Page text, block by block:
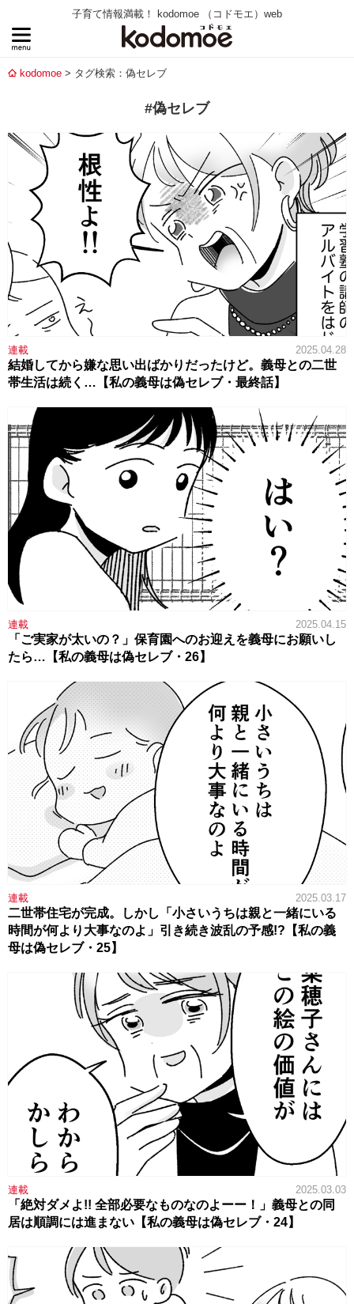
子育て情報満載！ kodomoe （コドモエ）web
kodomoe タグ検索：偽セレブ
#偽セレブ
連載 2025.04.28
結婚してから嫌な思い出ばかりだったけど。義母との二世
帯生活は続く…【私の義母は偽セレブ・最終話】
連載 2025.04.15
「ご実家が太いの？」保育園へのお迎えを義母にお願いし
たら…【私の義母は偽セレブ・26】
連載 2025.03.17
二世帯住宅が完成。しかし「小さいうちは親と一緒にいる
時間が何より大事なのよ」引き続き波乱の予感!?【私の義
母は偽セレブ・25】
連載 2025.03.03
「絶対ダメよ!! 全部必要なものなのよーー！」義母との同
居は順調には進まない【私の義母は偽セレブ・24】